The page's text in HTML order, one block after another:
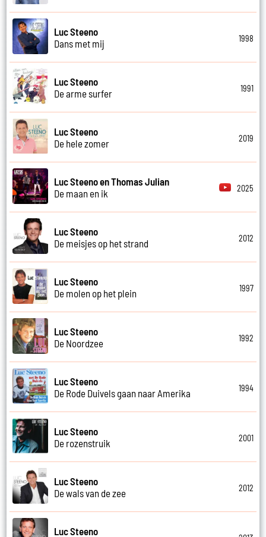
Luc Steeno
Dans met mij
1998
Luc Steeno
De arme surfer
1991
Luc Steeno
De hele zomer
2019
Luc Steeno en Thomas Julian
De maan en ik
2025
Luc Steeno
De meisjes op het strand
2012
Luc Steeno
De molen op het plein
1997
Luc Steeno
De Noordzee
1992
Luc Steeno
De Rode Duivels gaan naar Amerika
1994
Luc Steeno
De rozenstruik
2001
Luc Steeno
De wals van de zee
2012
Luc Steeno